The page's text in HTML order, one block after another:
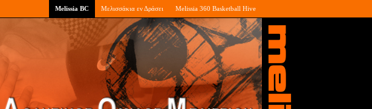
Melissia BC Μελισσάκια εν Δράσει Melissia 360 Basketball Hive